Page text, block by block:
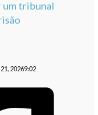
um tribunal
20269:02